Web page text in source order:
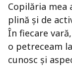
Copilăria
plină și de
În fiecare
o petreceam
cunosc și